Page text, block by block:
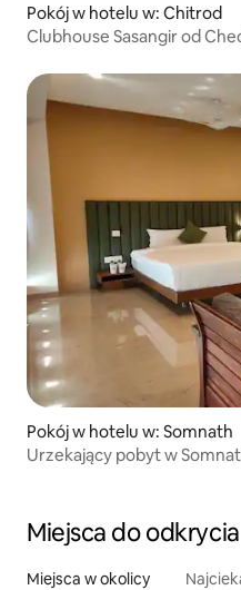
Pokój w hotelu w: Chitrod
Clubhouse Sasangir od
Pokój w hotelu w: Somnath
Urzekający pobyt w
Miejsca do odkrycia
Miejsca w okolicy